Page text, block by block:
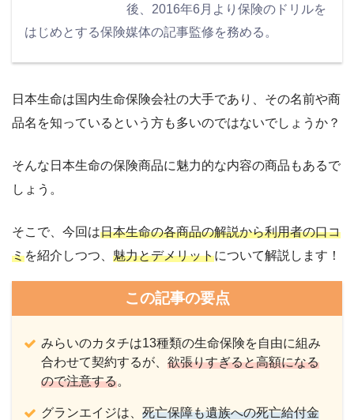
後、2016年6月より保険のドリルを
はじめとする保険媒体の記事監修を務める。
日本生命は国内生命保険会社の大手であり、その名前や商
品名を知っているという方も多いのではないでしょうか？
そんな日本生命の保険商品に魅力的な内容の商品もあるで
しょう。
そこで、今回は日本生命の各商品の解説から利用者の口コ
ミを紹介しつつ、 魅力とデメリットについて解説します！
この記事の要点
みらいのカタチは13種類の生命保険を自由に組み
合わせて契約するが、欲張りすぎると高額になる
ので注意する。
グランエイジは、死亡保障も遺族への死亡給付金